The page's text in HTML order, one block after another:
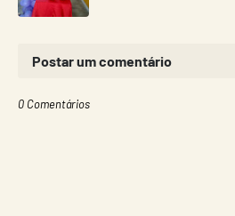
Postar um comentário
0 Comentários